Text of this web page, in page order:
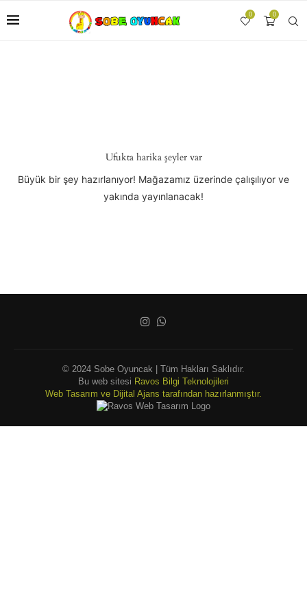
0
0
Ufukta harika şeyler var
Büyük bir şey hazırlanıyor! Mağazamız üzerinde çalışılıyor ve
yakında yayınlanacak!
© 2024 Sobe Oyuncak | Tüm Hakları Saklıdır.
Bu web sitesi Ravos Bilgi Teknolojileri
Web Tasarım ve Dijital Ajans tarafından hazırlanmıştır.